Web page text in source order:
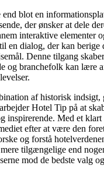
blot en
der ønsker at dele
interaktive elementer
en dialog, der kan
Denne tilgang
og branchefolk kan lære
af historisk indsigt,
Hotel Tip på at
inspirerende. Med et
efter at være den
og forstå
tilgængelige end
mod de bedste valg